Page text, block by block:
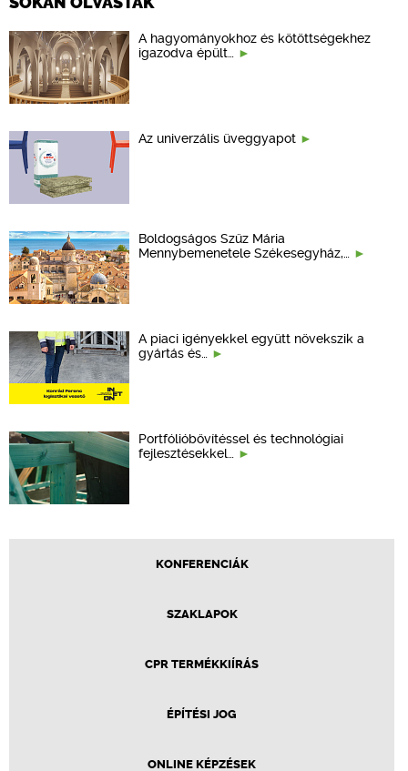
A hagyományokhoz és kötöttségekhez
igazodva épült…
Az univerzális üveggyapot
Boldogságos Szűz Mária
Mennybemenetele Székesegyház,…
A piaci igényekkel együtt növekszik a
gyártás és…
Portfólióbővítéssel és technológiai
fejlesztésekkel…
KONFERENCIÁK
SZAKLAPOK
CPR TERMÉKKIÍRÁS
ÉPÍTÉSI JOG
ONLINE KÉPZÉSEK